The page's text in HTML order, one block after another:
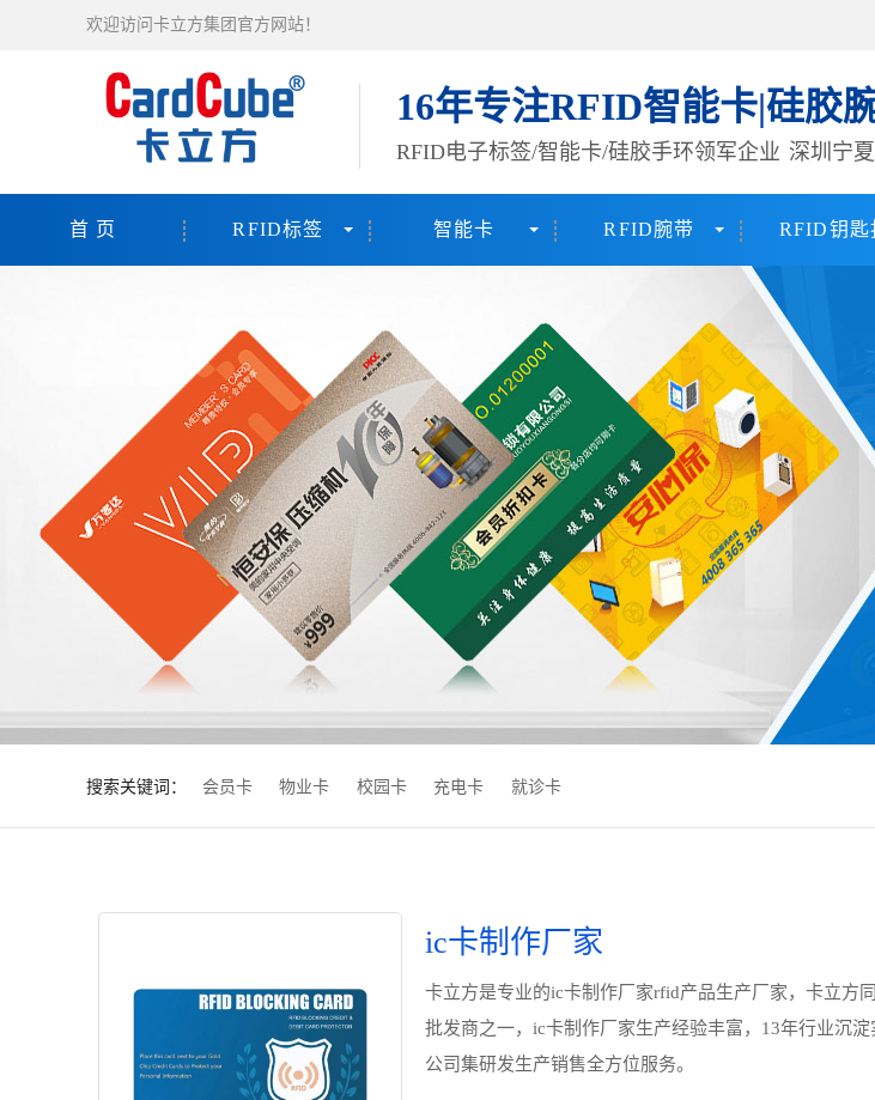
欢迎访问卡立方集团官方网站！
16年专注RFID智能卡|硅胶
RFID电子标签/智能卡/硅胶手环领军企业 深圳宁
首 页 RFID标签 智能卡 RFID腕带 RFID钥匙
搜索关键词： 会员卡 物业卡 校园卡 充电卡 就诊卡
ic卡制作厂家
卡立方是专业的ic卡制作厂家rfid产品生产厂家，卡立方
批发商之一，ic卡制作厂家生产经验丰富，13年行业沉淀
公司集研发生产销售全方位服务。